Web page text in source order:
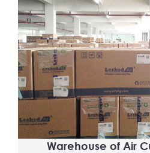
Warehouse of Air